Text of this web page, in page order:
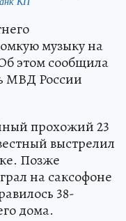
музыку на
этом сообщила
МВД России
прохожий 23
выстрелил
Позже
на саксофоне
38-
дома.